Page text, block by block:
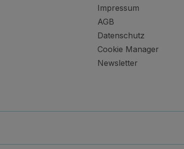
Impressum
AGB
Datenschutz
Cookie Manager
Newsletter